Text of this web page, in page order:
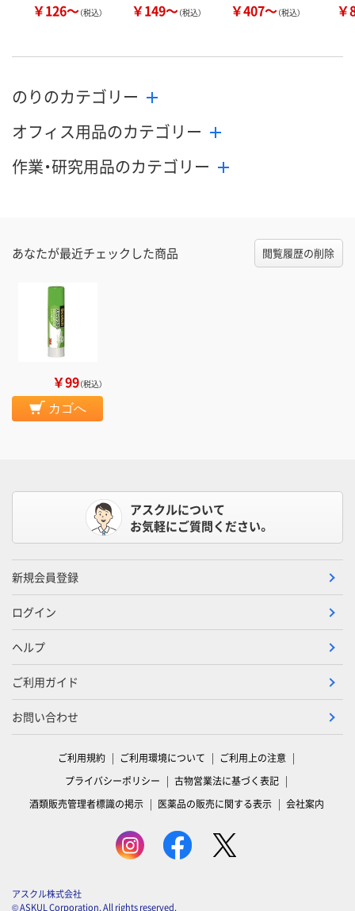
￥126～（税込） ￥149～（税込） ￥407～（税込） ￥
のりのカテゴリー
オフィス用品のカテゴリー
作業・研究用品のカテゴリー
あなたが最近チェックした商品 閲覧履歴の削除
￥99（税込）
カゴへ
アスクルについて
お気軽にご質問ください。
新規会員登録
ログイン
ヘルプ
ご利用ガイド
お問い合わせ
ご利用規約 ご利用環境について
ご利用上の注意
プライバシーポリシー
古物営業法に基づく表記
酒類販売管理者標識の掲示
医薬品の販売に関する表示 会社案内
アスクル株式会社
© ASKUL Corporation. All rights reserved.